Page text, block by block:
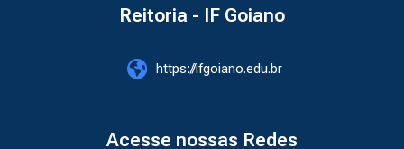
Reitoria - IF Goiano
https://ifgoiano.edu.br
Acesse nossas Redes